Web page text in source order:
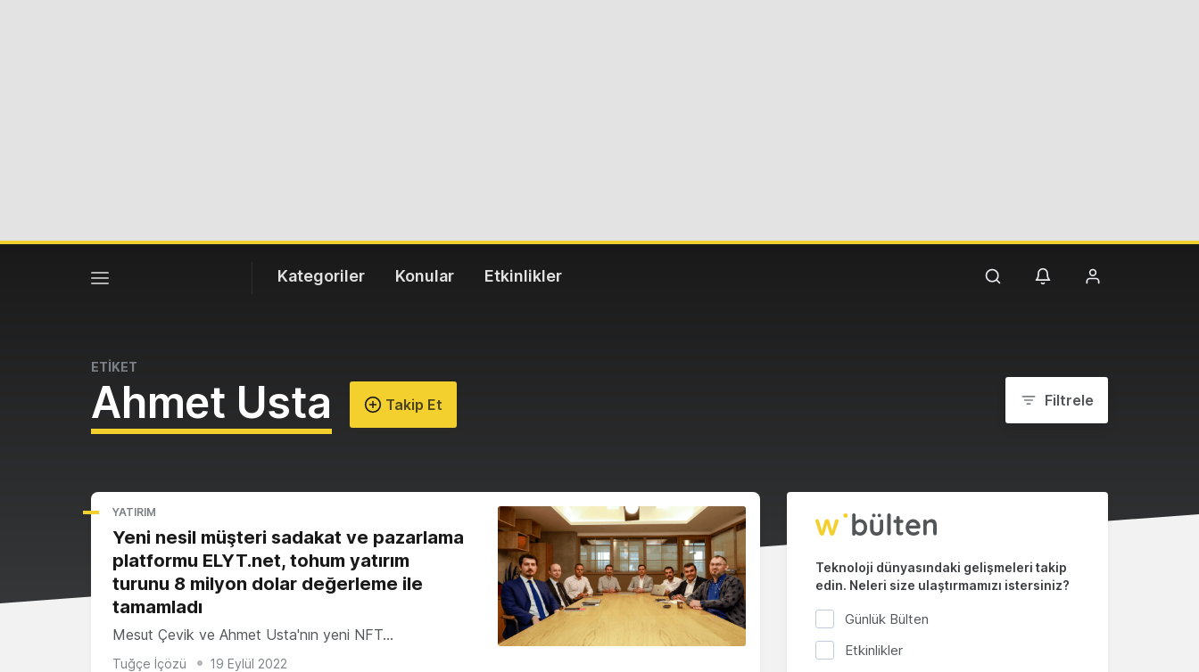
Kategoriler Konular Etkinlikler
ETİKET
Ahmet Usta Takip Et Filtrele
YATIRIM
Yeni nesil müşteri sadakat ve pazarlama
platformu ELYT.net, tohum yatırım
turunu 8 milyon dolar değerleme ile
tamamladı
Mesut Çevik ve Ahmet Usta'nın yeni NFT…
Tuğçe İçözü 19 Eylül 2022
Teknoloji dünyasındaki gelişmeleri takip
edin. Neleri size ulaştırmamızı istersiniz?
Günlük Bülten
Etkinlikler